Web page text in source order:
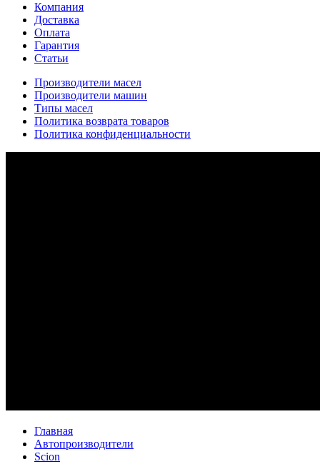
Компания
Доставка
Оплата
Гарантия
Статьи
Производители масел
Производители машин
Типы масел
Политика возврата товаров
Политика конфиденциальности
Главная
Автопроизводители
Scion